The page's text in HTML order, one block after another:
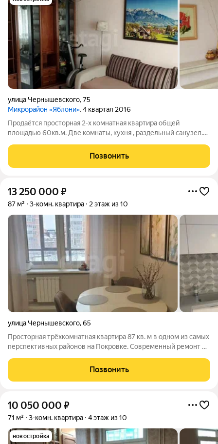
улица Чернышевского,75
Микрорайон «Яблони», 4 квартал 2016
Пpoдaётся просторная 2-х комнaтная квартирa общей
площадью 60кв.м. Две комнаты, кухня , раздельный санузел.
отдельные спальни. В квартире сделан качественный
косметический ремонт.Техника
Позвонить
13 250 000 ₽
87 м² 3-комн. квартира 2 этаж из 10
улица Чернышевского,65
Просторная трёхкомнатная квартира 87 кв. м в одном из самых
перспективных районов на Покровке. Современный ремонт в
изолированные комнаты и выделенная полноразмерная кухня.
В квартире тёплые
Позвонить
10 050 000 ₽
71 м² 3-комн. квартира 4 этаж из 10
новостройка